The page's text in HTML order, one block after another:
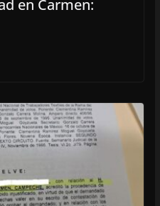
en Carmen: